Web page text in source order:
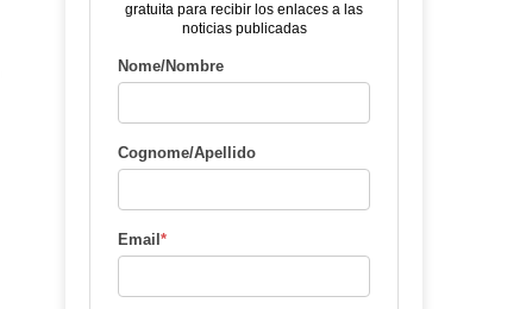
gratuita para recibir los enlaces a las
noticias publicadas
Nome/Nombre
Cognome/Apellido
Email *